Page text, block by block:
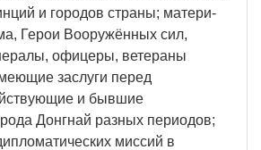
и городов страны; матери-
Герои Вооружённых сил,
офицеры, ветераны
заслуги перед
и бывшие
Донгнай разных периодов;
миссий в